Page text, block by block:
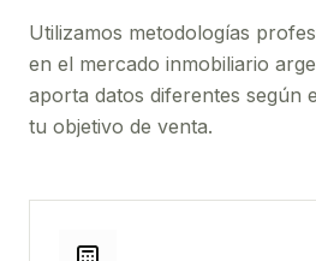
Utilizamos metodologías
en el mercado inmobiliario
aporta datos diferentes según
tu objetivo de venta.